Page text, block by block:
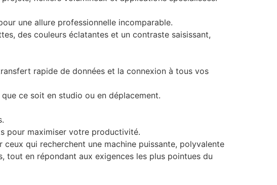
une allure professionnelle incomparable.
des couleurs éclatantes et un contraste saisissant,
rapide de données et la connexion à tous vos
ce soit en studio ou en déplacement.
pour maximiser votre productivité.
qui recherchent une machine puissante, polyvalente
tout en répondant aux exigences les plus pointues du